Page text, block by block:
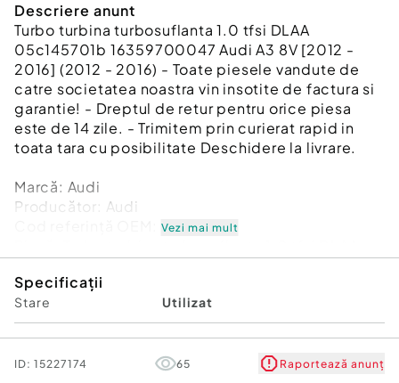
Descriere anunt
Turbo turbina turbosuflanta 1.0 tfsi DLAA
05c145701b 16359700047 Audi A3 8V [2012 -
2016] (2012 - 2016) - Toate piesele vandute de
catre societatea noastra vin insotite de factura si
garantie! - Dreptul de retur pentru orice piesa
este de 14 zile. - Trimitem prin curierat rapid in
toata tara cu posibilitate Deschidere la livrare.
Marcă: Audi
Producător: Audi
Cod referinţă OEM: 45935154
Garanție
Vezi mai mult
Specificații
Stare Utilizat
ID: 15227174 65 Raportează anunț